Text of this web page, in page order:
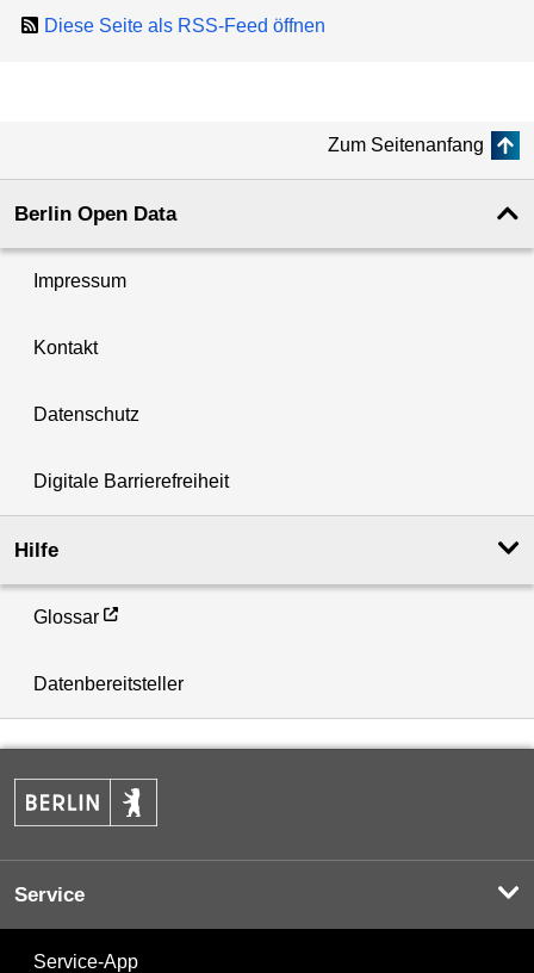
Diese Seite als RSS-Feed öffnen
Zum Seitenanfang
Berlin Open Data
Impressum
Kontakt
Datenschutz
Digitale Barrierefreiheit
Hilfe
Glossar
Datenbereitsteller
Service
Service-App